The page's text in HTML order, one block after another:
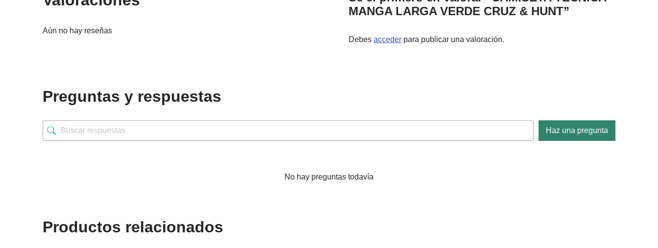
Aún no hay reseñas
MANGA LARGA VERDE CRUZ & HUNT”
Debes acceder para publicar una valoración.
Preguntas y respuestas
Haz una pregunta
No hay preguntas todavía
Productos relacionados